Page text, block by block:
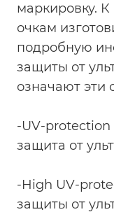
маркировку.
очкам
подробную
защиты от
означают эти
-UV-protection
защита от
-High UV-
защиты от